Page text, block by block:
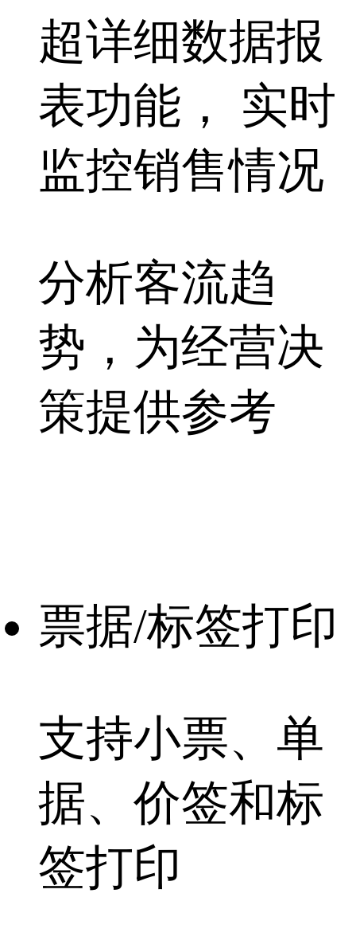
超详细数据报
表功能， 实时
监控销售情况
分析客流趋
势， 为经营决
策提供参考
票据/标签打印
支持小票、单
据、价签和标
签打印